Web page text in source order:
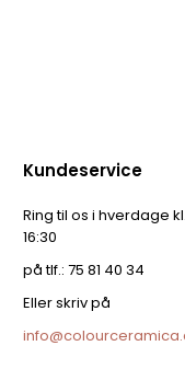
Kundeservice
Ring til os i hverdage
16:30
på tlf.: 75 81 40 34
Eller skriv på